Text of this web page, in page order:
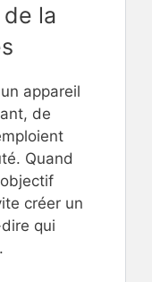
la
appareil
de
Quand
créer un
qui